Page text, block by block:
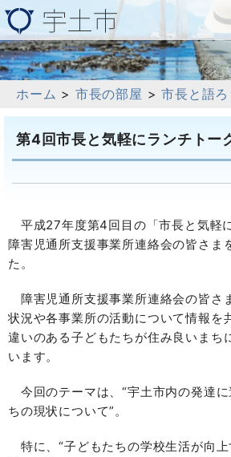
ホーム > 市長の部屋 >市長と語
第4回市長と気軽にランチトー
平成27年度第4回目の「市長と気軽
障害児通所支援事業所連絡会の皆さま
た。
障害児通所支援事業所連絡会の皆さ
状況や各事業所の活動について情報を
違いのある子どもたちが住み良いまち
います。
今回のテーマは、“宇土市内の発達
ちの現状について”。
特に、“子どもたちの学校生活が向